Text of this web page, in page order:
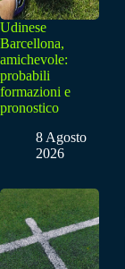
Udinese
Barcellona,
amichevole:
probabili
formazioni e
pronostico
8 Agosto
2026